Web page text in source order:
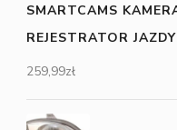
SMARTCAMS
REJESTRATOR
259,99zł